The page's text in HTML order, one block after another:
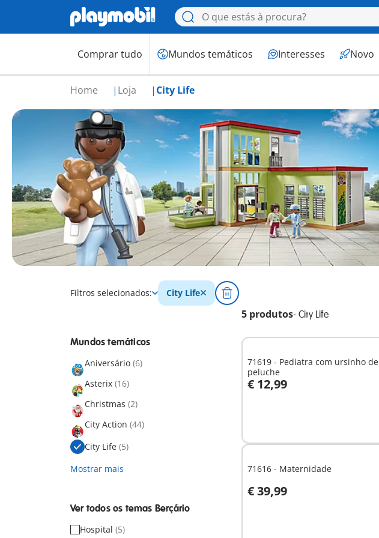
Comprar tudo Mundos temáticos Interesses Novo
Home Loja City Life
Filtros selecionados: City Life
5 produtos- City Life
Mundos temáticos
Aniversário (6)
Asterix (16)
Christmas (2)
City Action (44)
City Life (5)
Mostrar mais
Ver todos os temas Berçário
Hospital (5)
71619 - Pediatra com ursinho de
peluche
€ 12,99
Ao carrinho
71616 - Maternidade
€ 39,99
Ao carrinho